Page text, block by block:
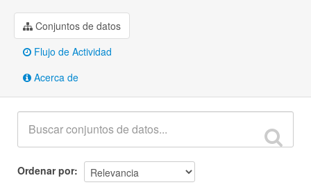
Conjuntos de datos
Flujo de Actividad
Acerca de
Ordenar por